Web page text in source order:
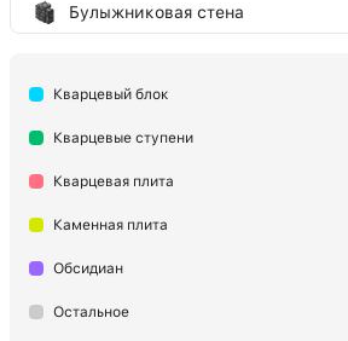
Булыжниковая стена
Морской фонарь
Стержень Края
Кварцевый блок
Кварцевые ступени
Кварцевая плита
Каменная плита
Обсидиан
Остальное